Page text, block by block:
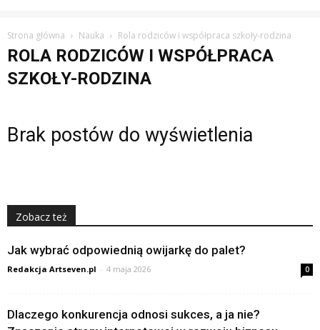
Strona główna Nauka Rola rodziców i współpraca szkoły-rodzina
ROLA RODZICÓW I WSPÓŁPRACA
SZKOŁY-RODZINA
Brak postów do wyświetlenia
Zobacz też
Jak wybrać odpowiednią owijarkę do palet?
Redakcja Artseven.pl - 4 maja 2026 0
Dlaczego konkurencja odnosi sukces, a ja nie?